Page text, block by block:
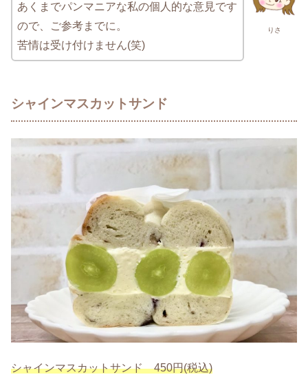
りさ
あくまでパンマニアな私の個人的な意見です
ので、ご参考までに。
苦情は受け付けません(笑)
シャインマスカットサンド
シャインマスカットサンド 450円(税込)